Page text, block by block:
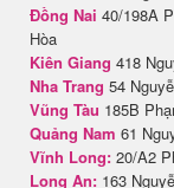
Đồng Nai 40/198A
Hòa
Kiên Giang 418
Nha Trang 54
Vũng Tàu 185B
Quảng Nam 61
Vĩnh Long: 20/A2
Long An: 163